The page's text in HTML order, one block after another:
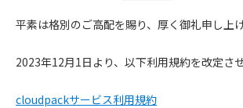
平素は格別のご高配を賜り、厚く御礼申し上げ
2023年12月1日より、以下利用規約を改定さ
cloudpackサービス利用規約